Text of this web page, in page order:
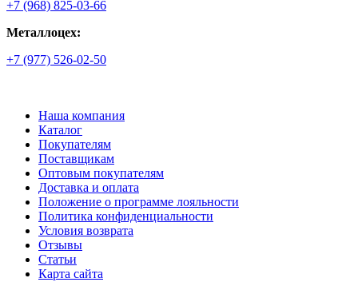
+7 (968) 825-03-66
Металлоцех:
+7 (977) 526-02-50
Наша компания
Каталог
Покупателям
Поставщикам
Оптовым покупателям
Доставка и оплата
Положение о программе лояльности
Политика конфиденциальности
Условия возврата
Отзывы
Статьи
Карта сайта